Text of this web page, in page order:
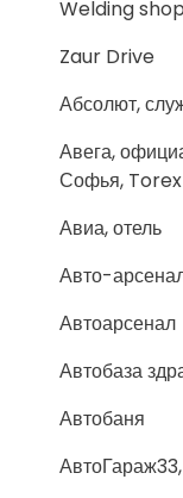
Welding shop
Zaur Drive
Абсолют,
Авега,
Софья, Torex
Авиа, отель
Авто-
Автоарсенал
Автобаза
Автобаня